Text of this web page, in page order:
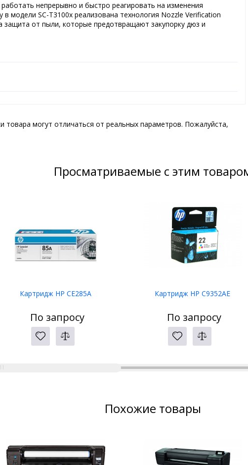
непрерывно и быстро реагировать на изменения
модели SC-T3100x реализована технология Nozzle Verification
защита от пыли, которые предотвращают закупорку дюз и
товара могут отличаться от реальных параметров. Пожалуйста,
Просматриваемые с этим
Картридж HP CE285A
По запросу
Картридж HP C9352AE
По запросу
Похожие товары